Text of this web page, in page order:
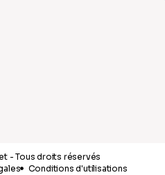
- Tous droits réservés
Conditions d'utilisations